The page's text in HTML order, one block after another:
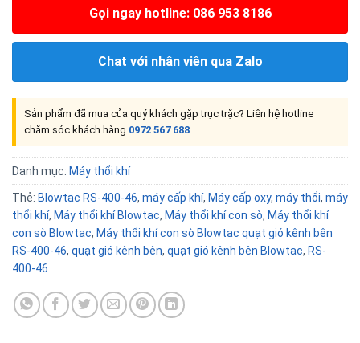
Gọi ngay hotline: 086 953 8186
Chat với nhân viên qua Zalo
Sản phẩm đã mua của quý khách gặp trục trặc? Liên hệ hotline
chăm sóc khách hàng 0972 567 688
Danh mục: Máy thổi khí
Thẻ: Blowtac RS-400-46, máy cấp khí, Máy cấp oxy, máy thổi, máy
thổi khí, Máy thổi khí Blowtac, Máy thổi khí con sò, Máy thổi khí
con sò Blowtac, Máy thổi khí con sò Blowtac quạt gió kênh bên
RS-400-46, quạt gió kênh bên, quạt gió kênh bên Blowtac, RS-
400-46